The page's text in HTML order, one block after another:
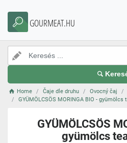
GOURMEAT.HU
Home Čaje dle druhu Ovocný čaj
GYÜMÖLCSÖS MORINGA BIO - gyümölcs
GYÜMÖLCSÖS
gyümölcs